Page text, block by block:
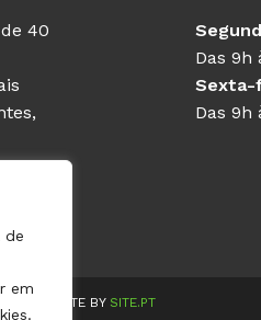
de
em
40
e
Das 9h
Sexta-
Das 9h
| WEBSITE BY SITE.PT